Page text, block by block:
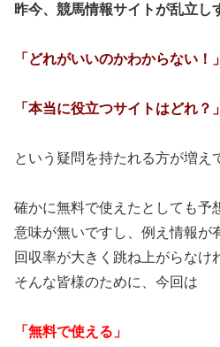
昨今、競馬情報サイトが乱立し
「どれがいいのかわからない！」
「本当に役立つサイトはどれ？」
という疑問を持たれる方が増え
確かに無料で使えたとしても予
意味が無いですし、例え情報が
回収率が大きく跳ね上がらなけ
そんな皆様のために、今回は
「無料で使える」